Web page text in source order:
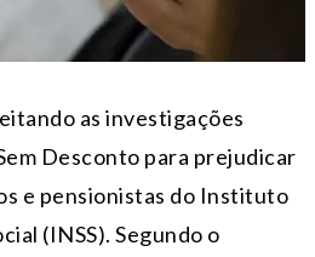
as investigações
Desconto para prejudicar
e pensionistas do Instituto
(INSS). Segundo o